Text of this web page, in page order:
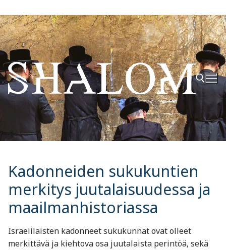
Hyppää
sisältöön
Hae:
Kadonneiden sukukuntien
merkitys juutalaisuudessa ja
maailmanhistoriassa
Israelilaisten kadonneet sukukunnat ovat olleet
merkittävä ja kiehtova osa juutalaista perintöä, sekä